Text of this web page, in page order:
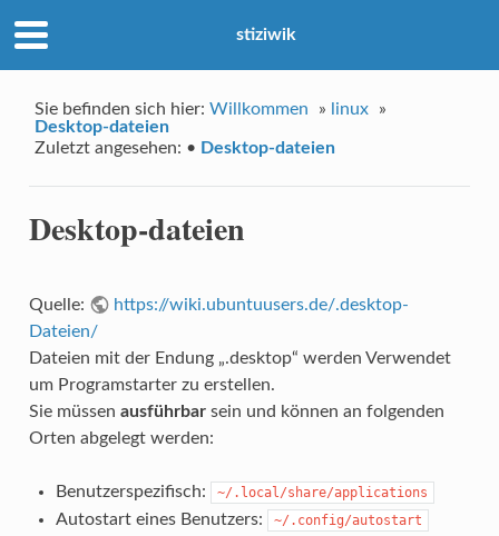
stiziwik
Sie befinden sich hier:Willkommen » linux
»
Desktop-dateien
Zuletzt angesehen: • Desktop-dateien
Desktop-dateien
Quelle:
https://wiki.ubuntuusers.de/.desktop-
Dateien/
Dateien mit der Endung „.desktop“ werden Verwendet
um Programstarter zu erstellen.
Sie müssen ausführbarsein und können an folgenden
Orten abgelegt werden:
Benutzerspezifisch: ~/.local/share/applications
Autostart eines Benutzers: ~/.config/autostart